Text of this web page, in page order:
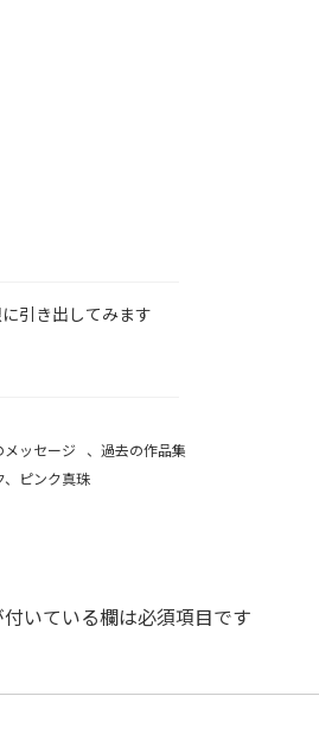
引き出してみます
メッセージ 、過去の作品集
、ピンク真珠
付いている欄は必須項目です